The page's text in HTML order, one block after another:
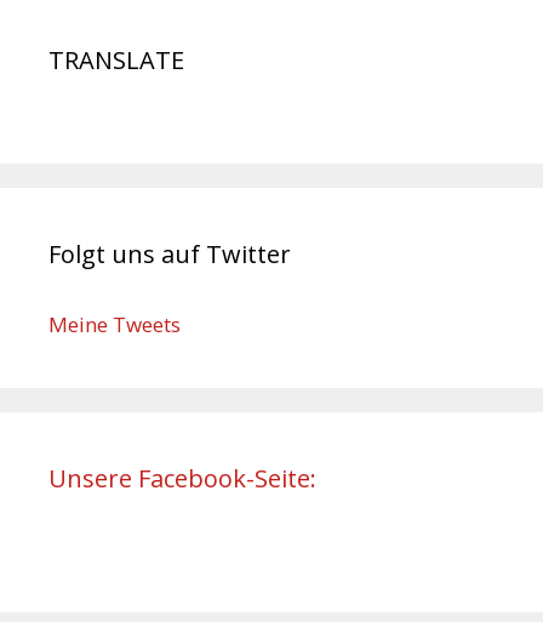
TRANSLATE
Folgt uns auf Twitter
Meine Tweets
Unsere Facebook-Seite: